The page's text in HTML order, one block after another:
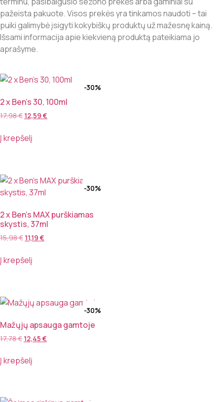
pažeista pakuote. Visos prekės yra tinkamos naudoti – tai
puiki galimybė įsigyti kokybiškų produktų už mažesnę kainą.
Išsami informacija apie kiekvieną produktą pateikiama jo
aprašyme.
-30%
2 x Ben’s 30, 100ml
17,98€ 12,59 €
Į krepšelį
-30%
2 x Ben’s MAX purškiamas
skystis, 37ml
15,98€ 11,19 €
Į krepšelį
-30%
Mažųjų apsauga gamtoje
17,78€ 12,45 €
Į krepšelį